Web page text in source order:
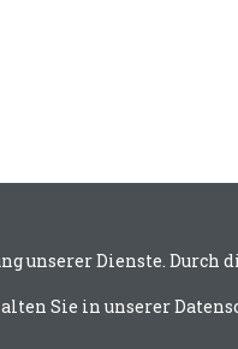
unserer Dienste.
Sie in unserer